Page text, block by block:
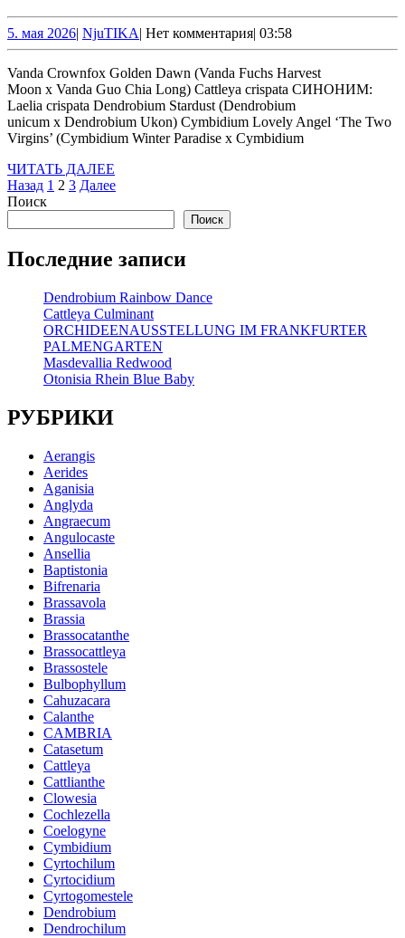
5. мая 20265.
мая
2026
| NjuTIKANjuTIKA
| Нет комментария| 03:58
Vanda Crownfox Golden Dawn (Vanda Fuchs Harvest
Moon x Vanda Guo Chia Long) Cattleya crispata СИНОНИМ:
Laelia crispata Dendrobium Stardust (Dendrobium
unicum x Dendrobium Ukon) Cymbidium Lovely Angel ‘The Two
Virgins’ (Cymbidium Winter Paradise x Cymbidium
ЧИТАТЬ ДАЛЕЕ
ДАЛЕЕ
Пагинация
записей
Назад 1 2 3 Далее
Поиск
Поиск
Последние записи
Dendrobium Rainbow Dance
Cattleya Culminant
ORCHIDEENAUSSTELLUNG IM FRANKFURTER
PALMENGARTEN
Masdevallia Redwood
Otonisia Rhein Blue Baby
РУБРИКИ
Aerangis
Aerides
Aganisia
Anglyda
Angraecum
Angulocaste
Ansellia
Baptistonia
Bifrenaria
Brassavola
Brassia
Brassocatanthe
Brassocattleya
Brassostele
Bulbophyllum
Cahuzacara
Calanthe
CAMBRIA
Catasetum
Cattleya
Cattlianthe
Clowesia
Cochlezella
Coelogyne
Cymbidium
Cyrtochilum
Cyrtocidium
Cyrtogomestele
Dendrobium
Dendrochilum